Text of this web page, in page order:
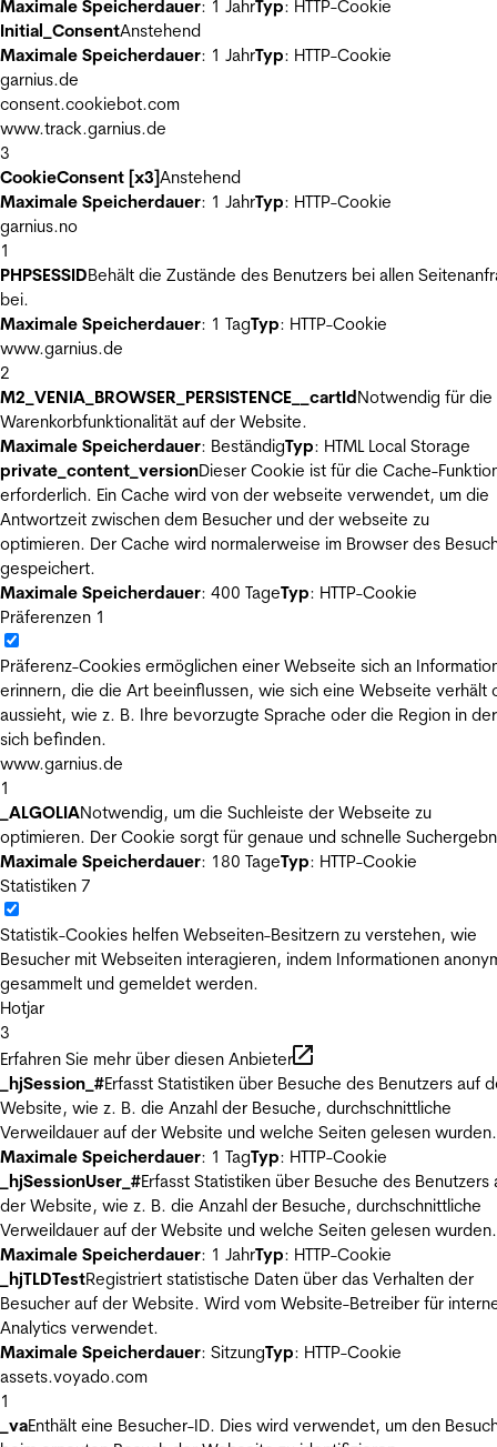
Maximale Speicherdauer: 1 JahrTyp: HTTP-Cookie
Initial_ConsentAnstehend
Maximale Speicherdauer: 1 JahrTyp: HTTP-Cookie
garnius.de
consent.cookiebot.com
www.track.garnius.de
3
CookieConsent [x3]Anstehend
Maximale Speicherdauer: 1 JahrTyp: HTTP-Cookie
garnius.no
1
PHPSESSIDBehält die Zustände des Benutzers bei allen
bei.
Maximale Speicherdauer: 1 TagTyp: HTTP-Cookie
www.garnius.de
2
M2_VENIA_BROWSER_PERSISTENCE__cartIdNotwendig für die
Warenkorbfunktionalität auf der Website.
Maximale Speicherdauer: BeständigTyp: HTML Local Storage
private_content_versionDieser Cookie ist für die Cache-
erforderlich. Ein Cache wird von der webseite verwendet, um die
Antwortzeit zwischen dem Besucher und der webseite zu
optimieren. Der Cache wird normalerweise im Browser des
gespeichert.
Maximale Speicherdauer: 400 TageTyp: HTTP-Cookie
Präferenzen 1
Präferenz-Cookies ermöglichen einer Webseite sich an
erinnern, die die Art beeinflussen, wie sich eine Webseite verhält
aussieht, wie z. B. Ihre bevorzugte Sprache oder die Region in
sich befinden.
www.garnius.de
1
_ALGOLIANotwendig, um die Suchleiste der Webseite zu
optimieren. Der Cookie sorgt für genaue und schnelle
Maximale Speicherdauer: 180 TageTyp: HTTP-Cookie
Statistiken 7
Statistik-Cookies helfen Webseiten-Besitzern zu verstehen, wie
Besucher mit Webseiten interagieren, indem Informationen
gesammelt und gemeldet werden.
Hotjar
3
Erfahren Sie mehr über diesen Anbieter
_hjSession_#Erfasst Statistiken über Besuche des Benutzers auf
Website, wie z. B. die Anzahl der Besuche, durchschnittliche
Verweildauer auf der Website und welche Seiten gelesen wurden.
Maximale Speicherdauer: 1 TagTyp: HTTP-Cookie
_hjSessionUser_#Erfasst Statistiken über Besuche des Benutzers
der Website, wie z. B. die Anzahl der Besuche, durchschnittliche
Verweildauer auf der Website und welche Seiten gelesen wurden.
Maximale Speicherdauer: 1 JahrTyp: HTTP-Cookie
_hjTLDTestRegistriert statistische Daten über das Verhalten der
Besucher auf der Website. Wird vom Website-Betreiber für
Analytics verwendet.
Maximale Speicherdauer: SitzungTyp: HTTP-Cookie
assets.voyado.com
1
_vaEnthält eine Besucher-ID. Dies wird verwendet, um den